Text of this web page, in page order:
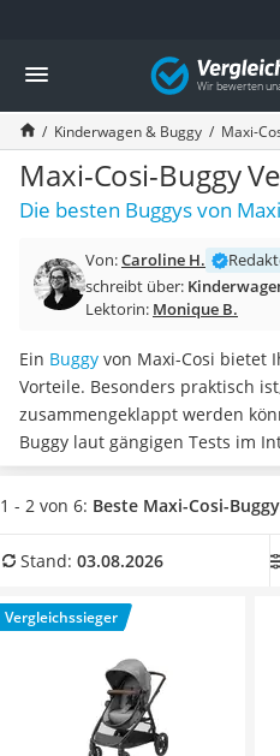
Die beliebtesten Vergleiche nach
Kind & Baby
Babyphone mit 2 Kameras
Walkie-Talkie Kinder
Kindermatratzen
Babywippe
Rollschuhe für Kinder
Laufrad
Kinderschubkarre
Kinderuhr
Babyphone
Treppenschutzgitter
Kindersitz ab 4 Jahren
Kinderroller 3 Räder
Ferngesteuertes Auto
Kinderfahrradhelm
Kinder-Mikroskop
Ferngesteuerter Hubschrauber
Vergleich
Kinderwagen & Buggy Maxi-
Maxi-Cosi-Buggy
Die besten Buggys von
Von:Caroline H.
schreibt über:
Lektorin: Monique B.
Ein Buggy von Maxi-Cosi bietet
Vorteile. Besonders praktisch
zusammengeklappt werden
Buggy laut gängigen Tests im
oder transportieren. Unter
Wahl eines Maxi-Cosi-Buggys
einenMaxi-Cosi-Buggy mit
Überzeugt hat uns hier im
ModellMaxi-Cosi Zelia S Trio
1 - 2 von 6: Beste Maxi-Cosi-
Stand: 03.08.2026
Vergleichssieger